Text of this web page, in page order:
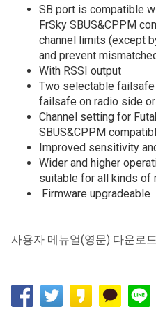
SB port is compatible
FrSky SBUS&CPPM
channel limits (except
and prevent
With RSSI output
Two selectable
failsafe on radio side
Channel setting for
SBUS&CPPM
Improved sensitivity
Wider and higher
suitable for all kinds of
Firmware upgradeable
사용자 메뉴얼(영문) 다운로드